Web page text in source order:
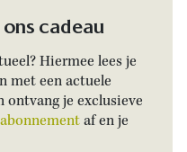
cadeau
Hiermee lees je
met een actuele
ontvang je exclusieve
af en je